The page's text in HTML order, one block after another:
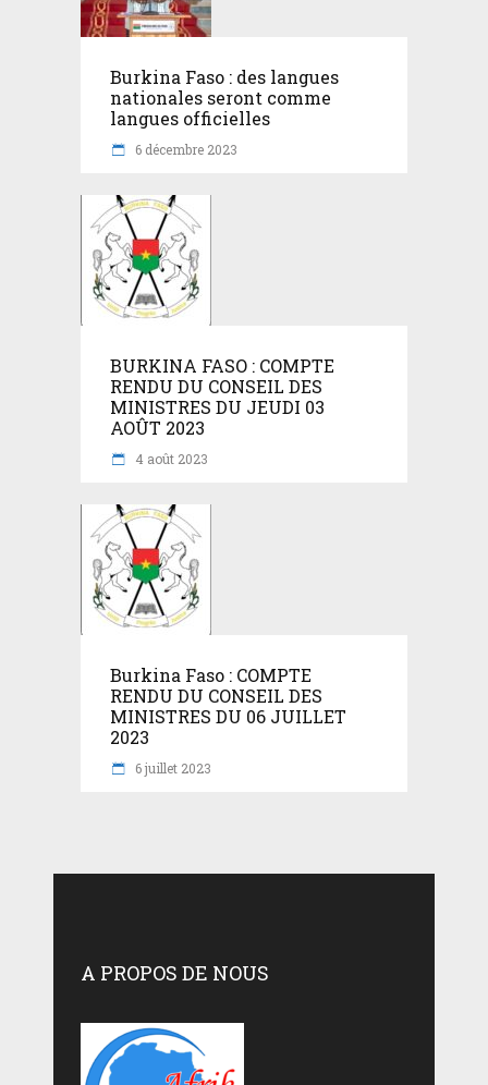
Burkina Faso : des langues
nationales seront comme
langues officielles
6 décembre 2023
BURKINA FASO : COMPTE
RENDU DU CONSEIL DES
MINISTRES DU JEUDI 03
AOÛT 2023
4 août 2023
Burkina Faso : COMPTE
RENDU DU CONSEIL DES
MINISTRES DU 06 JUILLET
2023
6 juillet 2023
A PROPOS DE NOUS